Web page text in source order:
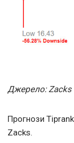
Джерело: Zacks
Прогнози
Zacks.